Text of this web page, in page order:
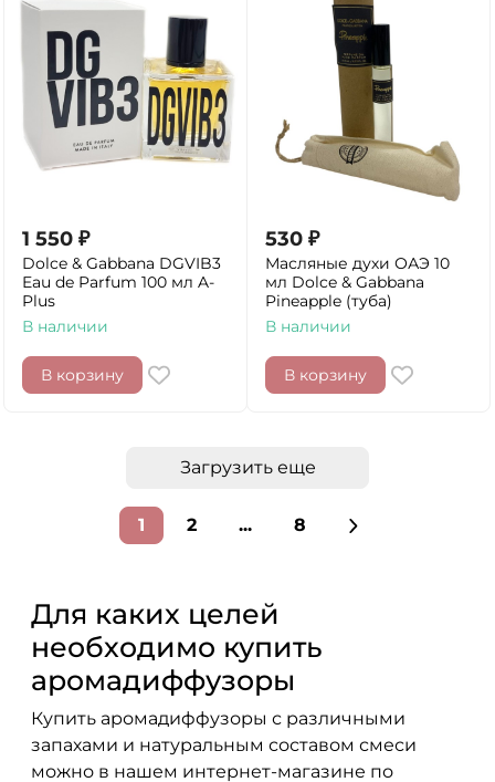
1 550 ₽
Dolce & Gabbana DGVIB3
Eau de Parfum 100 мл A-
Plus
В наличии
В корзину
530 ₽
Масляные духи ОАЭ 10
мл Dolce & Gabbana
Pineapple (туба)
В наличии
В корзину
Загрузить еще
1 2 ... 8
Для каких целей
необходимо купить
аромадиффузоры
Купить аромадиффузоры с различными
запахами и натуральным составом смеси
можно в нашем интернет-магазине по